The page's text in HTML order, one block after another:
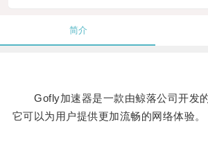
简介
Gofly加速器是一款由鲸落公司开发的
它可以为用户提供更加流畅的网络体验。